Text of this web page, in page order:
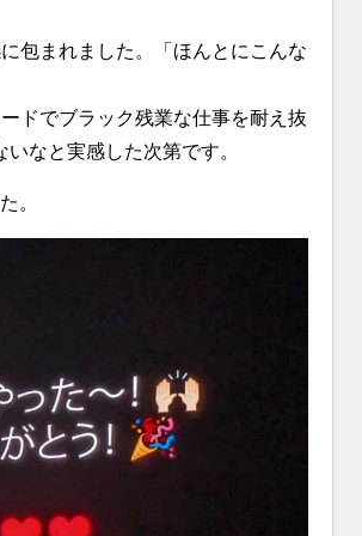
包まれました。「ほんとにこんな
ドでブラック残業な仕事を耐え抜
なと実感した次第です。
。